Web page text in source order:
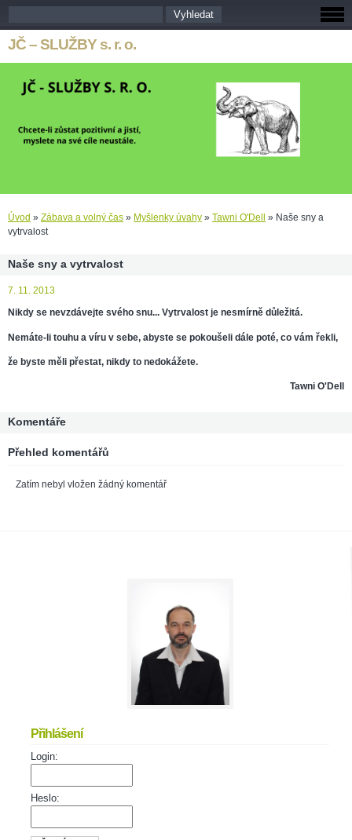
JČ – SLUŽBY s. r. o.
Úvod » Zábava a volný čas » Myšlenky úvahy » Tawni O'Dell » Naše sny a
vytrvalost
Naše sny a vytrvalost
7. 11. 2013
Nikdy se nevzdávejte svého snu... Vytrvalost je nesmírně důležitá.
Nemáte-li touhu a víru v sebe, abyste se pokoušeli dále poté, co vám řekli,
že byste měli přestat, nikdy to nedokážete.
Tawni O'Dell
Komentáře
Přehled komentářů
Zatím nebyl vložen žádný komentář
Přihlášení
Login:
Heslo: